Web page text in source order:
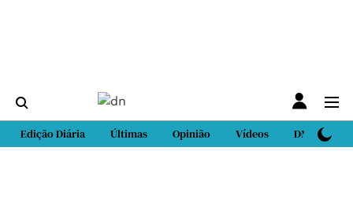
Edição Diária Últimas Opinião Vídeos DN Sport